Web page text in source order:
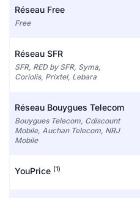
Réseau Free
Free
Réseau SFR
SFR, RED by SFR, Syma,
Coriolis, Prixtel, Lebara
Réseau Bouygues Telecom
Bouygues Telecom, Cdiscount
Mobile, Auchan Telecom, NRJ
Mobile
YouPrice (1)